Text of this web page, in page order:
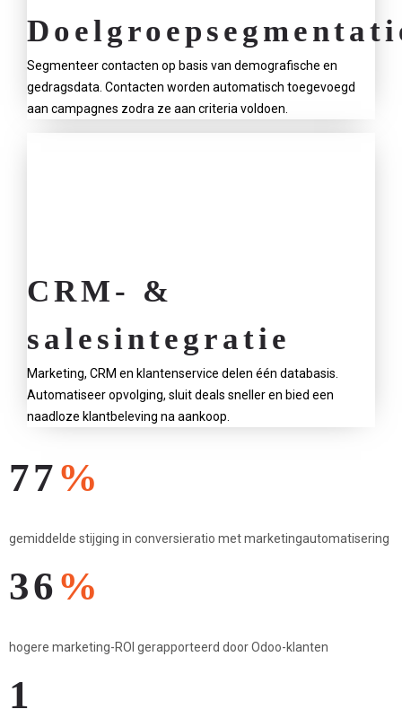
Segmenteer contacten op basis van demografische en
gedragsdata. Contacten worden automatisch toegevoegd
aan campagnes zodra ze aan criteria voldoen.
CRM- &
salesintegratie
Marketing, CRM en klantenservice delen één databasis.
Automatiseer opvolging, sluit deals sneller en bied een
naadloze klantbeleving na aankoop.
77%
gemiddelde stijging in conversieratio met marketingautomatisering
36%
hogere marketing-ROI gerapporteerd door Odoo-klanten
1